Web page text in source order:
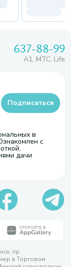
637-88-99
A1, МТС, Life
в
с
дачи
Подписаться
пр.
в Торговом